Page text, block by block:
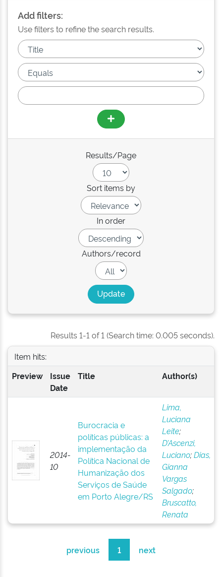
Add filters:
Use filters to refine the search results.
Results/Page
Sort items by
In order
Authors/record
Results 1-1 of 1 (Search time: 0.005 seconds).
Item hits:
Preview
Issue
Date
Title Author(s)
2014-
10
Burocracia e
políticas públicas: a
implementação da
Política Nacional de
Humanização dos
Serviços de Saúde
em Porto Alegre/RS
Lima,
Luciana
Leite;
D’Ascenzi,
Luciano;Dias,
Gianna
Vargas
Salgado;
Bruscatto,
Renata
previous 1 next